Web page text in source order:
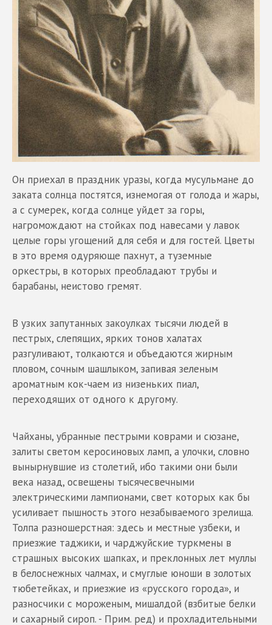
Он приехал в праздник уразы, когда мусульмане до
заката солнца постятся, изнемогая от голода и жары,
а с сумерек, когда солнце уйдет за горы,
нагромождают на стойках под навесами у лавок
целые горы угощений для себя и для гостей. Цветы
в это время одуряюще пахнут, а туземные
оркестры, в которых преобладают трубы и
барабаны, неистово гремят.
В узких запутанных закоулках тысячи людей в
пестрых, слепящих, ярких тонов халатах
разгуливают, толкаются и объедаются жирным
пловом, сочным шашлыком, запивая зеленым
ароматным кок-чаем из низеньких пиал,
переходящих от одного к другому.
Чайханы, убранные пестрыми коврами и сюзане,
залиты светом керосиновых ламп, а улочки, словно
вынырнувшие из столетий, ибо такими они были
века назад, освещены тысячесвечными
электрическими лампионами, свет которых как бы
усиливает пышность этого незабываемого зрелища.
Толпа разношерстная: здесь и местные узбеки, и
приезжие таджики, и чарджуйские туркмены в
страшных высоких шапках, и преклонных лет муллы
в белоснежных чалмах, и смуглые юноши в золотых
тюбетейках, и приезжие из «русского города», и
разносчики с мороженым, мишалдой (взбитые белки
и сахарный сироп. - Прим. ред) и прохладительными